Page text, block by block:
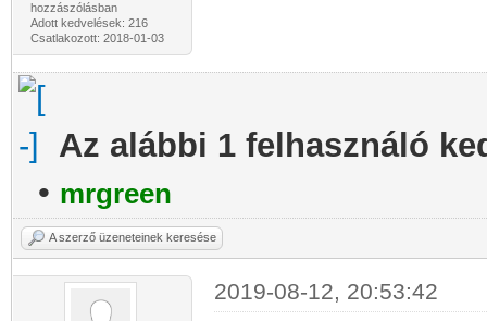
hozzászólásban
Adott kedvelések: 216
Csatlakozott: 2018-01-03
Az alábbi 1 felhasználó
• mrgreen
A szerző üzeneteinek keresése
2019-08-12, 20:53:42